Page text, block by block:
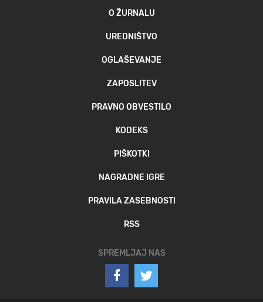
O ŽURNALU
UREDNIŠTVO
OGLAŠEVANJE
ZAPOSLITEV
PRAVNO OBVESTILO
KODEKS
PIŠKOTKI
NAGRADNE IGRE
PRAVILA ZASEBNOSTI
RSS
SPREMLJAJ NAS